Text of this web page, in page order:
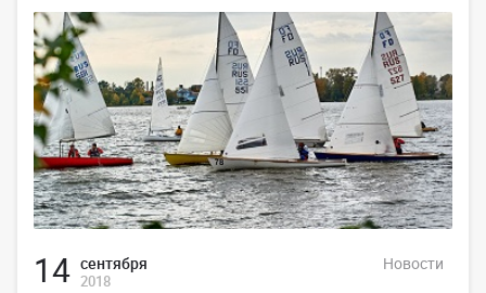
14 сентября
2018
Новости